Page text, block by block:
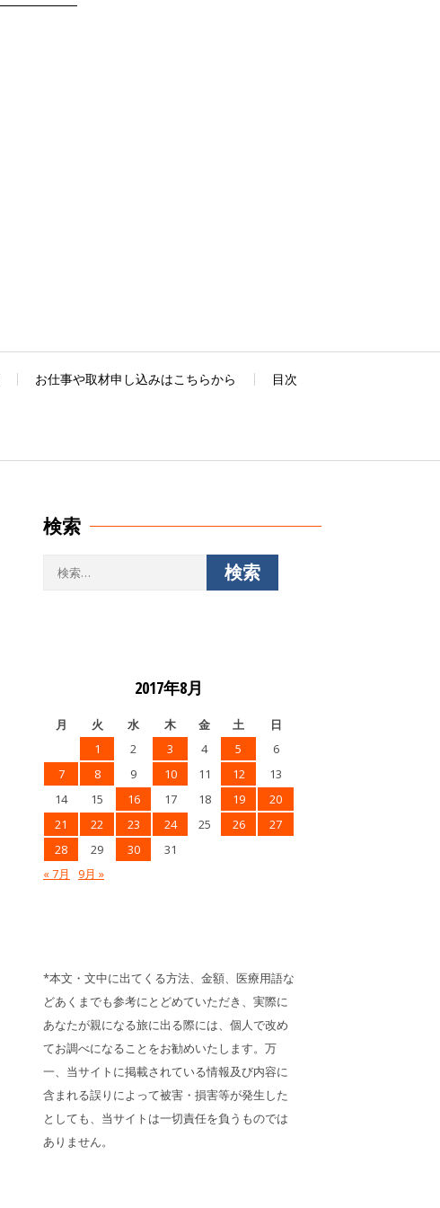
お仕事や取材申し込みはこちらから 目次
検索
2017年8月
月 火 水 木 金 土
日
1
2 3 4 5
6
7
8 9 10 11 12
13
14
15 16 17 18 19
20
21
22 23 24 25 26
27
28
29 30
31
« 7月
9月 »
*本文・文中に出てくる方法、金額、医療用語な
どあくまでも参考にとどめていただき、実際に
あなたが親になる旅に出る際には、個人で改め
てお調べになることをお勧めいたします。万
一、当サイトに掲載されている情報及び内容に
含まれる誤りによって被害・損害等が発生した
としても、当サイトは一切責任を負うものでは
ありません。